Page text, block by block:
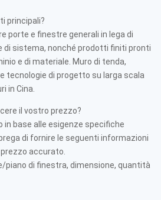
principali?
porte e finestre generali in lega di
di sistema, nonché prodotti finiti pronti
e di materiale. Muro di tenda,
tecnologie di progetto su larga scala
in Cina.
il vostro prezzo?
in base alle esigenze specifiche
di fornire le seguenti informazioni
accurato.
piano di finestra, dimensione, quantità